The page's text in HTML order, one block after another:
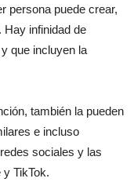
persona puede crear,
Hay infinidad de
que incluyen la
también la pueden
e incluso
sociales y las
y TikTok.